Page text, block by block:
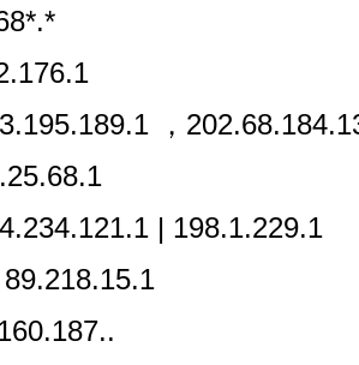
，
| 198.1.229.1